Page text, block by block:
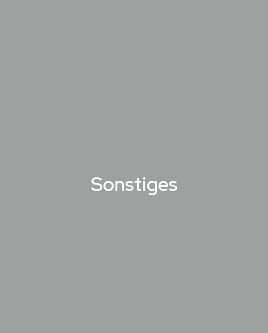
Sonstiges